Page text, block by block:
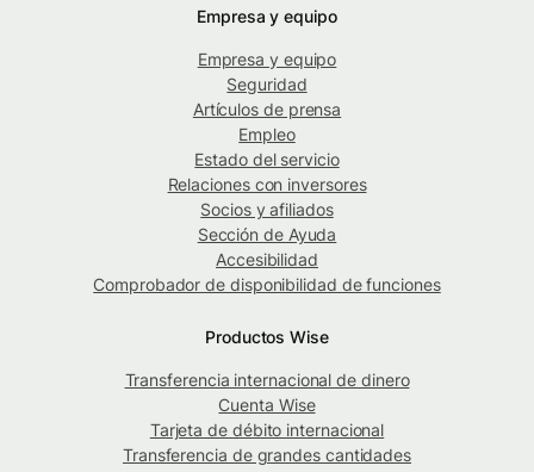
Empresa y equipo
Empresa y equipo
Seguridad
Artículos de prensa
Empleo
Estado del servicio
Relaciones con inversores
Socios y afiliados
Sección de Ayuda
Accesibilidad
Comprobador de disponibilidad de funciones
Productos Wise
Transferencia internacional de dinero
Cuenta Wise
Tarjeta de débito internacional
Transferencia de grandes cantidades